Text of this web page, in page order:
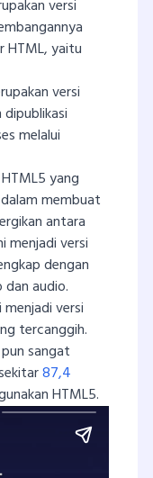
versi
HTML, yaitu
versi
dipublikasi
melalui
yang
membuat
antara
menjadi versi
dengan
audio.
versi
tercanggih.
sangat
87,4
HTML5.